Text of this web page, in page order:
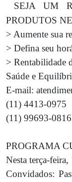
SEJA UM
PRODUTOS
> Aumente sua
> Defina seu
> Rentabilidade
Saúde e
E-mail:
(11) 4413-0975
(11) 99693-
PROGRAMA
Nesta terça-
Convidados: